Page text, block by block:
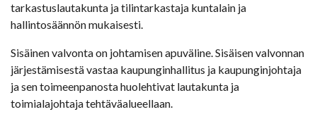
tarkastuslautakunta ja tilintarkastaja kuntalain ja
hallintosäännön mukaisesti.
Sisäinen valvonta on johtamisen apuväline. Sisäisen valvonnan
järjestämisestä vastaa kaupunginhallitus ja kaupunginjohtaja
ja sen toimeenpanosta huolehtivat lautakunta ja
toimialajohtaja tehtäväalueellaan.